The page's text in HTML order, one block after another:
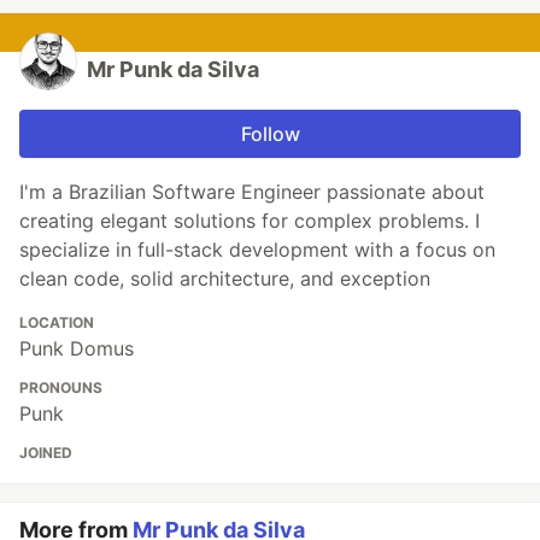
Mr Punk da Silva
Follow
I'm a Brazilian Software Engineer passionate about
creating elegant solutions for complex problems. I
specialize in full-stack development with a focus on
clean code, solid architecture, and exception
LOCATION
Punk Domus
PRONOUNS
Punk
JOINED
More from Mr Punk da Silva